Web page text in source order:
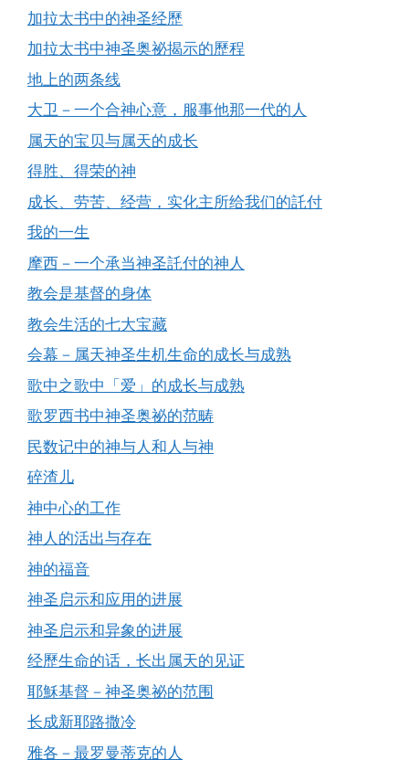
加拉太书中的神圣经歷
加拉太书中神圣奥祕揭示的歷程
地上的两条线
大卫－一个合神心意，服事他那一代的人
属天的宝贝与属天的成长
得胜、得荣的神
成长、劳苦、经营，实化主所给我们的託付
我的一生
摩西－一个承当神圣託付的神人
教会是基督的身体
教会生活的七大宝藏
会幕－属天神圣生机生命的成长与成熟
歌中之歌中「爱」的成长与成熟
歌罗西书中神圣奥祕的范畴
民数记中的神与人和人与神
碎渣儿
神中心的工作
神人的活出与存在
神的福音
神圣启示和应用的进展
神圣启示和异象的进展
经歷生命的话，长出属天的见证
耶穌基督－神圣奥祕的范围
长成新耶路撒冷
雅各－最罗曼蒂克的人